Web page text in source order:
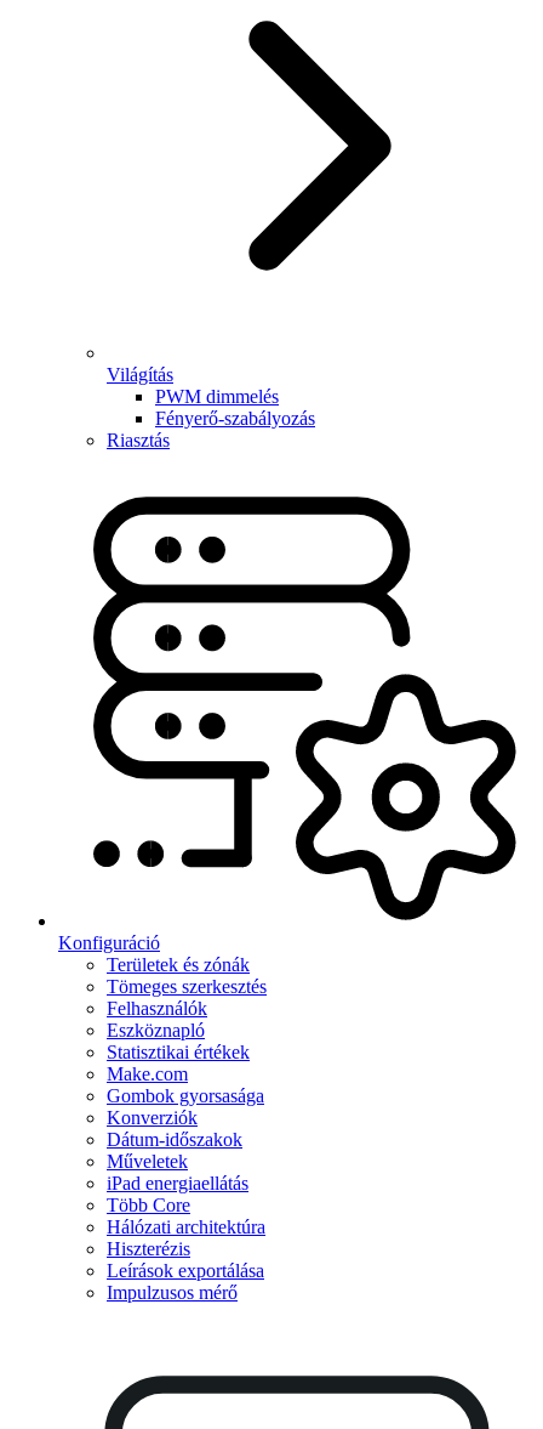
Világítás
PWM dimmelés
Fényerő-szabályozás
Riasztás
Konfiguráció
Területek és zónák
Tömeges szerkesztés
Felhasználók
Eszköznapló
Statisztikai értékek
Make.com
Gombok gyorsasága
Konverziók
Dátum-időszakok
Műveletek
iPad energiaellátás
Több Core
Hálózati architektúra
Hiszterézis
Leírások exportálása
Impulzusos mérő